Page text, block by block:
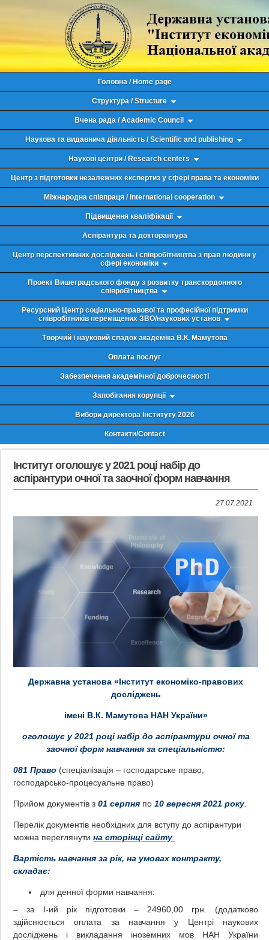
Головна / Home page
Структура / Structure
Вчена рада / Academic Council
Наукова та видавнича діяльність / Scientific and publishing
Наукові центри / Research centers
Центр з підготовки незалежних експертиз у сфері права та економіки
Міжнародна співпраця / International cooperation
Підвищення кваліфікації
Аспірантура та докторантура
Центр перспективних досліджень і співробітництва з прав людини у
сфері економіки
Проект Вишеградського фонду з розвитку транскордонного
співробітництва
Ресурсний Центр соціально-правової та професійної підтримки
співробітників переміщених ЗВО/наукових установ
Творчий і науковий спадок академіка В.К. Мамутова
Оплата послуг
Забезпечення академічної доброчесності
Запобігання корупції
Вибори директора Інституту 2026
Контакти/Contact
Інститут оголошує у 2021 році набір до
аспірантури очної та заочної форм навчання
27.07.2021
Державна установа «Інститут економіко-правових
досліджень
імені В.К. Мамутова НАН України»
оголошує у 2021 році набір до аспірантури очної та
заочної форм навчання за спеціальністю:
081 Право (спеціалізація – господарське право,
господарсько-процесуальне право)
Прийом документів з 01 серпня по 10 вересня 2021 року.
Перелік документів необхідних для вступу до аспірантури
можна переглянути на сторінці сайту.
Вартість навчання за рік, на умовах контракту,
складає:
для денної форми навчання:
– за І-ий рік підготовки – 24960,00 грн. (додатково
здійснюється оплата за навчання у Центрі наукових
досліджень і викладання іноземних мов НАН України